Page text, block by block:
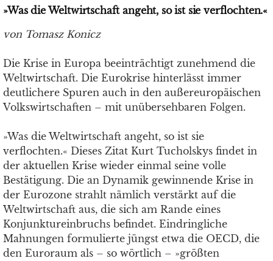
»Was die Weltwirtschaft angeht, so ist sie verflochten.«
von Tomasz Konicz
Die Krise in Europa beeinträchtigt zunehmend die
Weltwirtschaft. Die Eurokrise hinterlässt immer
deutlichere Spuren auch in den außereuropäischen
Volkswirtschaften – mit unübersehbaren Folgen.
»Was die Weltwirtschaft angeht, so ist sie
verflochten.« Dieses Zitat Kurt Tucholskys findet in
der aktuellen Krise wieder einmal seine volle
Bestätigung. Die an Dynamik gewinnende Krise in
der Eurozone strahlt nämlich verstärkt auf die
Weltwirtschaft aus, die sich am Rande eines
Konjunktureinbruchs befindet. Eindringliche
Mahnungen formulierte jüngst etwa die OECD, die
den Euroraum als – so wörtlich – »größten